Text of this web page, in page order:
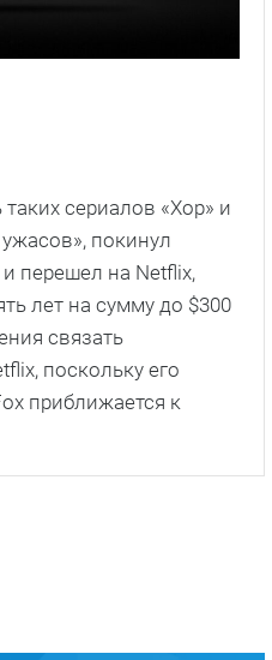
сериалов «Хор» и
покинул
перешел на Netflix,
лет на сумму до $300
связать
поскольку его
приближается к